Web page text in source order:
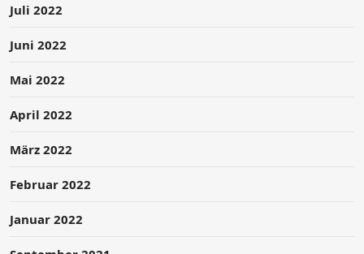
Juli 2022
Juni 2022
Mai 2022
April 2022
März 2022
Februar 2022
Januar 2022